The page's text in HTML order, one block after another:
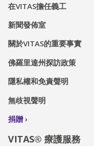
在VITAS擔任義工
新聞發佈室
關於VITAS的重要事實
佛羅里達州探訪政策
隱私權和免責聲明
無歧視聲明
捐贈
VITAS® 療護服務